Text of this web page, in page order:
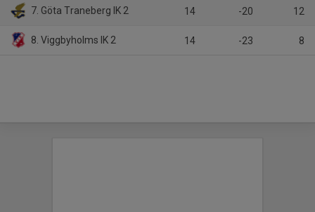
7. Göta Traneberg IK 2 14 -20 12
8. Viggbyholms IK 2 14 -23 8